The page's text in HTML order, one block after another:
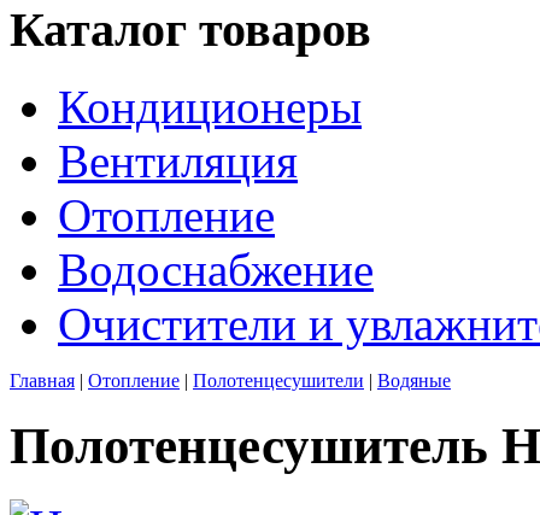
Каталог товаров
Кондиционеры
Вентиляция
Отопление
Водоснабжение
Очистители и
Главная | Отопление | Полотенцесушители | Водяные
Полотенцесушитель